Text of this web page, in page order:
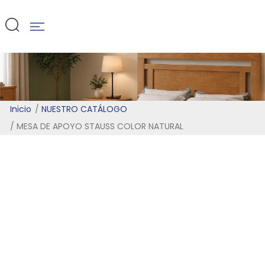
NATURAL
Inicio
NUESTRO CATÁLOGO
MESA DE APOYO STAUSS COLOR NATURAL